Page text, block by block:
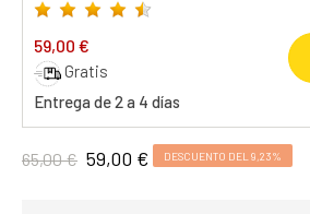
59,00 €
Gratis
Entrega de 2 a 4 días
65,00 € 59,00 € DESCUENTO DEL 9,23%